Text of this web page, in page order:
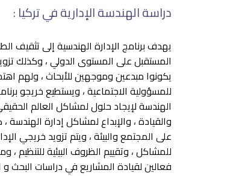
دراسة الهندسة الإدارية في تركيا :
يهدف برنامج الإدارة الهندسية إلى تثقيف
المستقبل على المستوى الدولي ، وكذلك
يكونوا مبدعين وموجهين للأبحاث ، ولهم
للمسؤولية الاجتماعية ، ويستطيع خريجو
الهندسة لإيجاد حلول لمشاكل العالم
والقيادة ، والإبداع لمشاكل إدارة الهندسة
على المجتمع والبيئة ، ويتم تزويد خريجي
للمشاكل ، وتقييم الظروف البيئية
فعالين لقيادة المشاريع في دراسات البحث